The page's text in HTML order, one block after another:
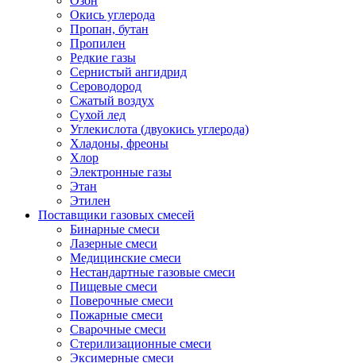
Окись углерода
Пропан, бутан
Пропилен
Редкие газы
Сернистый ангидрид
Сероводород
Сжатый воздух
Сухой лед
Углекислота (двуокись углерода)
Хладоны, фреоны
Хлор
Электронные газы
Этан
Этилен
Поставщики газовых смесей
Бинарные смеси
Лазерные смеси
Медицинские смеси
Нестандартные газовые смеси
Пищевые смеси
Поверочные смеси
Пожарные смеси
Сварочные смеси
Стерилизационные смеси
Эксимерные смеси